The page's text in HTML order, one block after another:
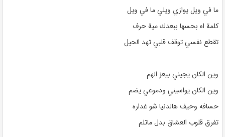
ما في ويل يوازي ويلي ما في ويل
كلمة اه بحسها ببعدك مية حرف
تقطع نفسي توقف قلبي تهد الحيل
وين الكان يجيني بيعز الهم
وين الكان يواسيني ودموعي يضم
حسافه وحيف هالدنيا شو غداره
تفرق قلوب العشاق بدل ماتلم